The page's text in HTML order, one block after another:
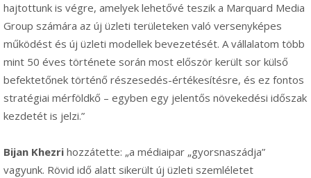
hajtottunk is végre, amelyek lehetővé teszik a Marquard Media
Group számára az új üzleti területeken való versenyképes
működést és új üzleti modellek bevezetését. A vállalatom több
mint 50 éves története során most először került sor külső
befektetőnek történő részesedés-értékesítésre, és ez fontos
stratégiai mérföldkő – egyben egy jelentős növekedési időszak
kezdetét is jelzi.”
Bijan Khezri hozzátette: „a médiaipar „gyorsnaszádja”
vagyunk. Rövid idő alatt sikerült új üzleti szemléletet